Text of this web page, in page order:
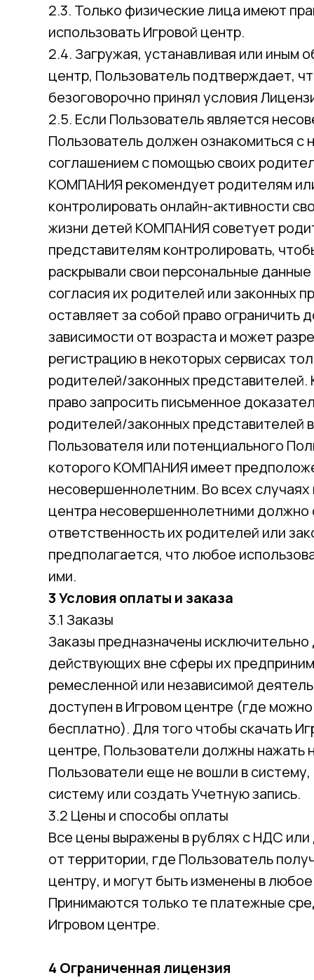
2.3. Только физические лица имеют
использовать Игровой центр.
2.4. Загружая, устанавливая или иным
центр, Пользователь подтверждает,
безоговорочно принял условия
2.5. Если Пользователь является
Пользователь должен ознакомиться
соглашением с помощью своих
КОМПАНИЯ рекомендует родителям
контролировать онлайн-активности
жизни детей КОМПАНИЯ советует
представителям контролировать,
раскрывали свои персональные
согласия их родителей или законных
оставляет за собой право ограничить
зависимости от возраста и может
регистрацию в некоторых сервисах
родителей/законных
право запросить письменное
родителей/законных представителей
Пользователя или потенциального
которого КОМПАНИЯ имеет
несовершеннолетним. Во всех случаях
центра несовершеннолетними должно
ответственность их родителей или
предполагается, что любое
ими.
3 Условия оплаты и заказа
3.1 Заказы
Заказы предназначены
действующих вне сферы их
ремесленной или независимой
доступен в Игровом центре (где
бесплатно). Для того чтобы скачать
центре, Пользователи должны нажать
Пользователи еще не вошли в
систему или создать Учетную запись.
3.2 Цены и способы оплаты
Все цены выражены в рублях с НДС или
от территории, где Пользователь
центру, и могут быть изменены в
Принимаются только те платежные
Игровом центре.
4 Ограниченная лицензия